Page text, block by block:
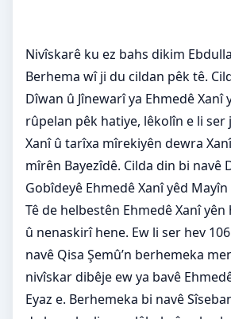
Nivîskarê ku ez bahs dikim
Berhema wî ji du cildan pêk tê.
Dîwan û Jînewarî ya Ehmedê Xanî
rûpelan pêk hatiye, lêkolîn e li ser
Xanî û tarîxa mîrekiyên dewra
mîrên Bayezîdê. Cilda din bi navê
Gobîdeyê Ehmedê Xanî yêd
Tê de helbestên Ehmedê Xanî
û nenaskirî hene. Ew li ser hev
navê Qisa Şemû’n berhemeka
nivîskar dibêje ew ya bavê
Eyaz e. Berhemeka bi navê